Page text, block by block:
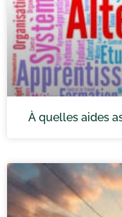
À quelles aides